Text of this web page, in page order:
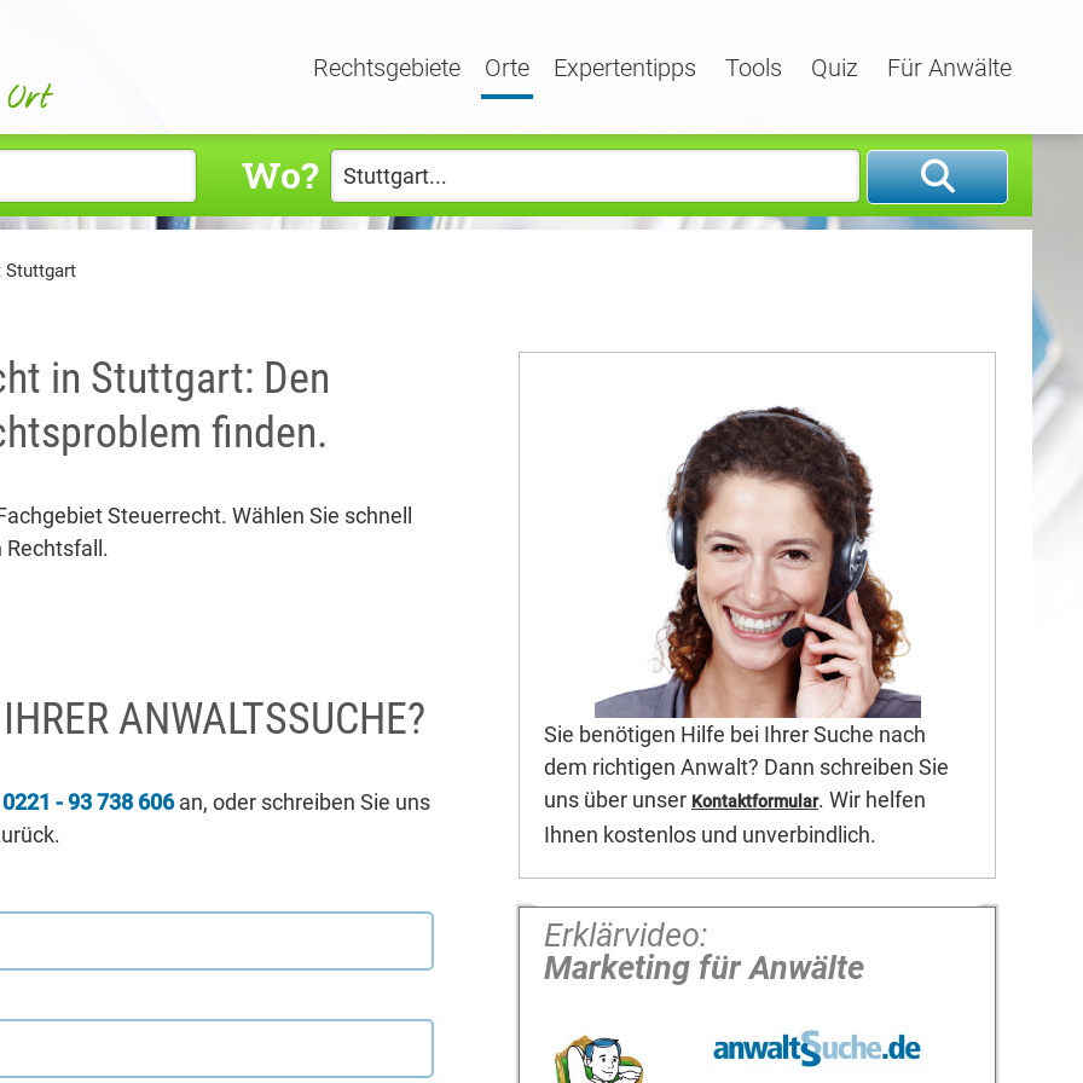
Rechtsgebiete Orte Expertentipps Tools Quiz Für Anwälte
Wo?
Stuttgart
in Stuttgart: Den
finden.
Steuerrecht. Wählen Sie schnell
Rechtsfall.
ANWALTSSUCHE?
0221 - 93 738 606an, oder schreiben Sie uns
Sie benötigen Hilfe bei Ihrer Suche nach
dem richtigen Anwalt? Dann schreiben Sie
uns über unser Kontaktformular. Wir helfen
Ihnen kostenlos und unverbindlich.
Erklärvideo:
Marketing für Anwälte